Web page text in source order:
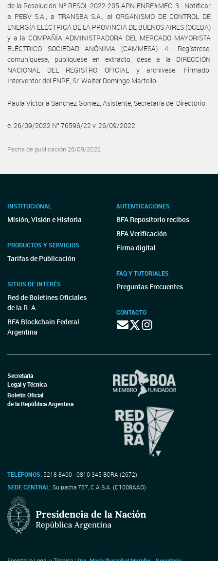
de la Resolución Nº RESOL-2022-205-APN-ENRE#MEC. 3.- Notificar
a PEBV S.A., a TRANSBA S.A., al ORGANISMO DE CONTROL DE
ENERGÍA ELÉCTRICA DE LA PROVINCIA DE BUENOS AIRES (OCEBA)
y a la COMPAÑÍA ADMINISTRADORA DEL MERCADO MAYORISTA
ELÉCTRICO SOCIEDAD ANÓNIMA (CAMMESA). 4.- Regístrese,
comuníquese, publíquese en extracto, dese a la DIRECCIÓN
NACIONAL DEL REGISTRO OFICIAL y archívese. Firmado:
Interventor del ENRE, Sr. Walter Domingo Martello-.
Paula Victoria Sanchez Gomez, Asistente, Secretaría del Directorio.
e. 26/09/2022 N° 76596/22 v. 26/09/2022
Fecha de publicación 26/09/2022
INSTITUCIONAL
Misión, Visión e Historia
PRODUCTOS Y SERVICIOS
Tarifas de Publicación
SITIOS DE INTERÉS
Red de Boletines Oficiales
de la R. A.
BFA Blockchain Federal
Argentina
AUTENTICACIONES
BFA Repositorio recibos
BFA Verificación
Firma digital
FAQ Y TUTORIALES
Preguntas Frecuentes
CONTACTO
Secretaría
Legal y Técnica
Boletín Oficial
de la República Argentina
TELÉFONOS: 5218-8400 - 0810-345-BORA (2672)
SEDE CENTRAL:Suipacha 767, C.A.B.A. (C1008AAO)